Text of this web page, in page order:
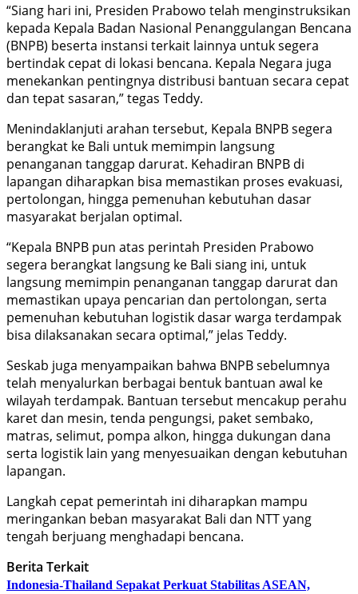
“Siang hari ini, Presiden Prabowo telah menginstruksikan
kepada Kepala Badan Nasional Penanggulangan Bencana
(BNPB) beserta instansi terkait lainnya untuk segera
bertindak cepat di lokasi bencana. Kepala Negara juga
menekankan pentingnya distribusi bantuan secara cepat
dan tepat sasaran,” tegas Teddy.
Menindaklanjuti arahan tersebut, Kepala BNPB segera
berangkat ke Bali untuk memimpin langsung
penanganan tanggap darurat. Kehadiran BNPB di
lapangan diharapkan bisa memastikan proses evakuasi,
pertolongan, hingga pemenuhan kebutuhan dasar
masyarakat berjalan optimal.
“Kepala BNPB pun atas perintah Presiden Prabowo
segera berangkat langsung ke Bali siang ini, untuk
langsung memimpin penanganan tanggap darurat dan
memastikan upaya pencarian dan pertolongan, serta
pemenuhan kebutuhan logistik dasar warga terdampak
bisa dilaksanakan secara optimal,” jelas Teddy.
Seskab juga menyampaikan bahwa BNPB sebelumnya
telah menyalurkan berbagai bentuk bantuan awal ke
wilayah terdampak. Bantuan tersebut mencakup perahu
karet dan mesin, tenda pengungsi, paket sembako,
matras, selimut, pompa alkon, hingga dukungan dana
serta logistik lain yang menyesuaikan dengan kebutuhan
lapangan.
Langkah cepat pemerintah ini diharapkan mampu
meringankan beban masyarakat Bali dan NTT yang
tengah berjuang menghadapi bencana.
Berita Terkait
Indonesia-Thailand Sepakat Perkuat Stabilitas ASEAN,